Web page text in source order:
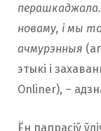
новаму, і мы
ачмурэнныя
этыкі і
Onliner), –
Ён папрасіў